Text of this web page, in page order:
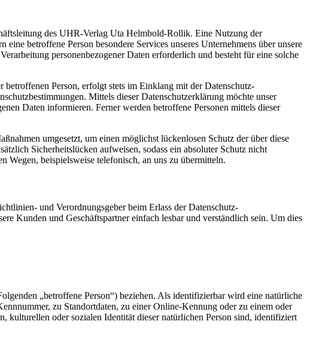
des UHR-Verlag Uta Helmbold-Rollik. Eine Nutzung der
betroffene Person besondere Services unseres Unternehmens über unsere
personenbezogener Daten erforderlich und besteht für eine solche
Person, erfolgt stets im Einklang mit der Datenschutz-
Mittels dieser Datenschutzerklärung möchte unser
Daten informieren. Ferner werden betroffene Personen mittels dieser
umgesetzt, um einen möglichst lückenlosen Schutz der über diese
Sicherheitslücken aufweisen, sodass ein absoluter Schutz nicht
Wegen, beispielsweise telefonisch, an uns zu übermitteln.
und Verordnungsgeber beim Erlass der Datenschutz-
Kunden und Geschäftspartner einfach lesbar und verständlich sein. Um dies
„betroffene Person“) beziehen. Als identifizierbar wird eine natürliche
zu Standortdaten, zu einer Online-Kennung oder zu einem oder
kulturellen oder sozialen Identität dieser natürlichen Person sind, identifiziert